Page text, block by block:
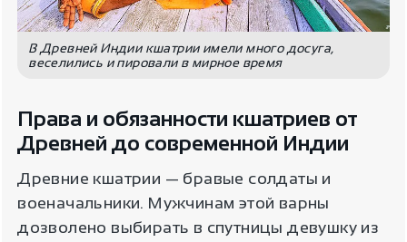
В Древней Индии кшатрии имели много досуга,
веселились и пировали в мирное время
Права и обязанности кшатриев от
Древней до современной Индии
Древние кшатрии — бравые солдаты и
военачальники. Мужчинам этой варны
дозволено выбирать в спутницы девушку из